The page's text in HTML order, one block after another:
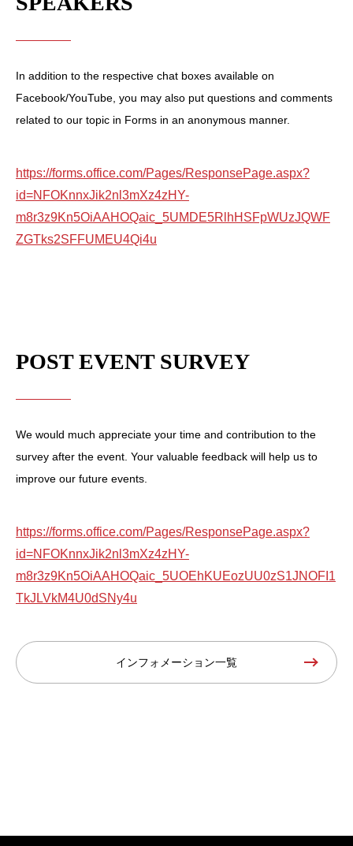
In addition to the respective chat boxes available on
Facebook/YouTube, you may also put questions and comments
related to our topic in Forms in an anonymous manner.
https://forms.office.com/Pages/ResponsePage.aspx?
id=NFOKnnxJik2nl3mXz4zHY-
m8r3z9Kn5OiAAHOQaic_5UMDE5RlhHSFpWUzJQWF
ZGTks2SFFUMEU4Qi4u
POST EVENT SURVEY
We would much appreciate your time and contribution to the
survey after the event. Your valuable feedback will help us to
improve our future events.
https://forms.office.com/Pages/ResponsePage.aspx?
id=NFOKnnxJik2nl3mXz4zHY-
m8r3z9Kn5OiAAHOQaic_5UOEhKUEozUU0zS1JNOFI1
TkJLVkM4U0dSNy4u
インフォメーション一覧